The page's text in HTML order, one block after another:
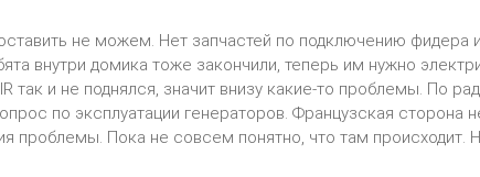
не можем. Нет запчастей по подключению фидера
внутри домика тоже закончили, теперь им нужно
так и не поднялся, значит внизу какие-то проблемы. По
по эксплуатации генераторов. Французская сторона
проблемы. Пока не совсем понятно, что там происходит.